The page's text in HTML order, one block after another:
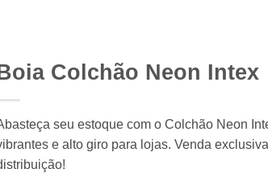
Colchão Neon Intex
seu estoque com o Colchão Neon
e alto giro para lojas. Venda